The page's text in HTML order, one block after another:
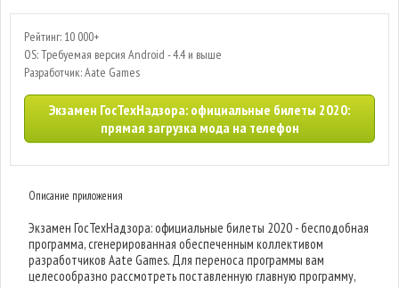
Рейтинг: 10 000+
OS: Требуемая версия Android - 4.4 и выше
Разработчик: Aate Games
Экзамен ГосТехНадзора: официальные билеты 2020:
прямая загрузка мода на телефон
Описание приложения
Экзамен ГосТехНадзора: официальные билеты 2020 - бесподобная
программа, сгенерированная обеспеченным коллективом
разработчиков Aate Games. Для переноса программы вам
целесообразно рассмотреть поставленную главную программу,